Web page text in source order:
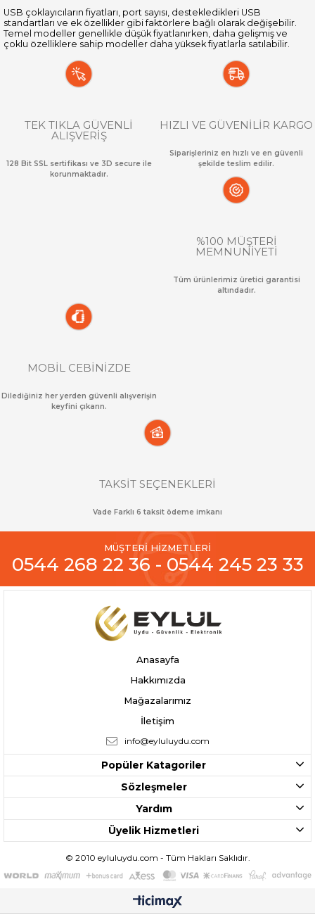
USB çoklayıcıların fiyatları, port sayısı, destekledikleri USB
standartları ve ek özellikler gibi faktörlere bağlı olarak değişebilir.
Temel modeller genellikle düşük fiyatlanırken, daha gelişmiş ve
çoklu özelliklere sahip modeller daha yüksek fiyatlarla satılabilir.
TEK TIKLA GÜVENLİ
ALIŞVERİŞ
128 Bit SSL sertifikası ve 3D secure ile
korunmaktadır.
HIZLI VE GÜVENİLİR KARGO
Siparişleriniz en hızlı ve en güvenli
şekilde teslim edilir.
%100 MÜŞTERİ
MEMNUNİYETİ
Tüm ürünlerimiz üretici garantisi
altındadır.
MOBİL CEBİNİZDE
Dilediğiniz her yerden güvenli alışverişin
keyfini çıkarın.
TAKSİT SEÇENEKLERİ
Vade Farklı 6 taksit ödeme imkanı
MÜŞTERİ HİZMETLERİ
0544 268 22 36 - 0544 245 23 33
Anasayfa
Hakkımızda
Mağazalarımız
İletişim
info@eyluluydu.com
Popüler Katagoriler
Sözleşmeler
Yardım
Üyelik Hizmetleri
© 2010 eyluluydu.com - Tüm Hakları Saklıdır.